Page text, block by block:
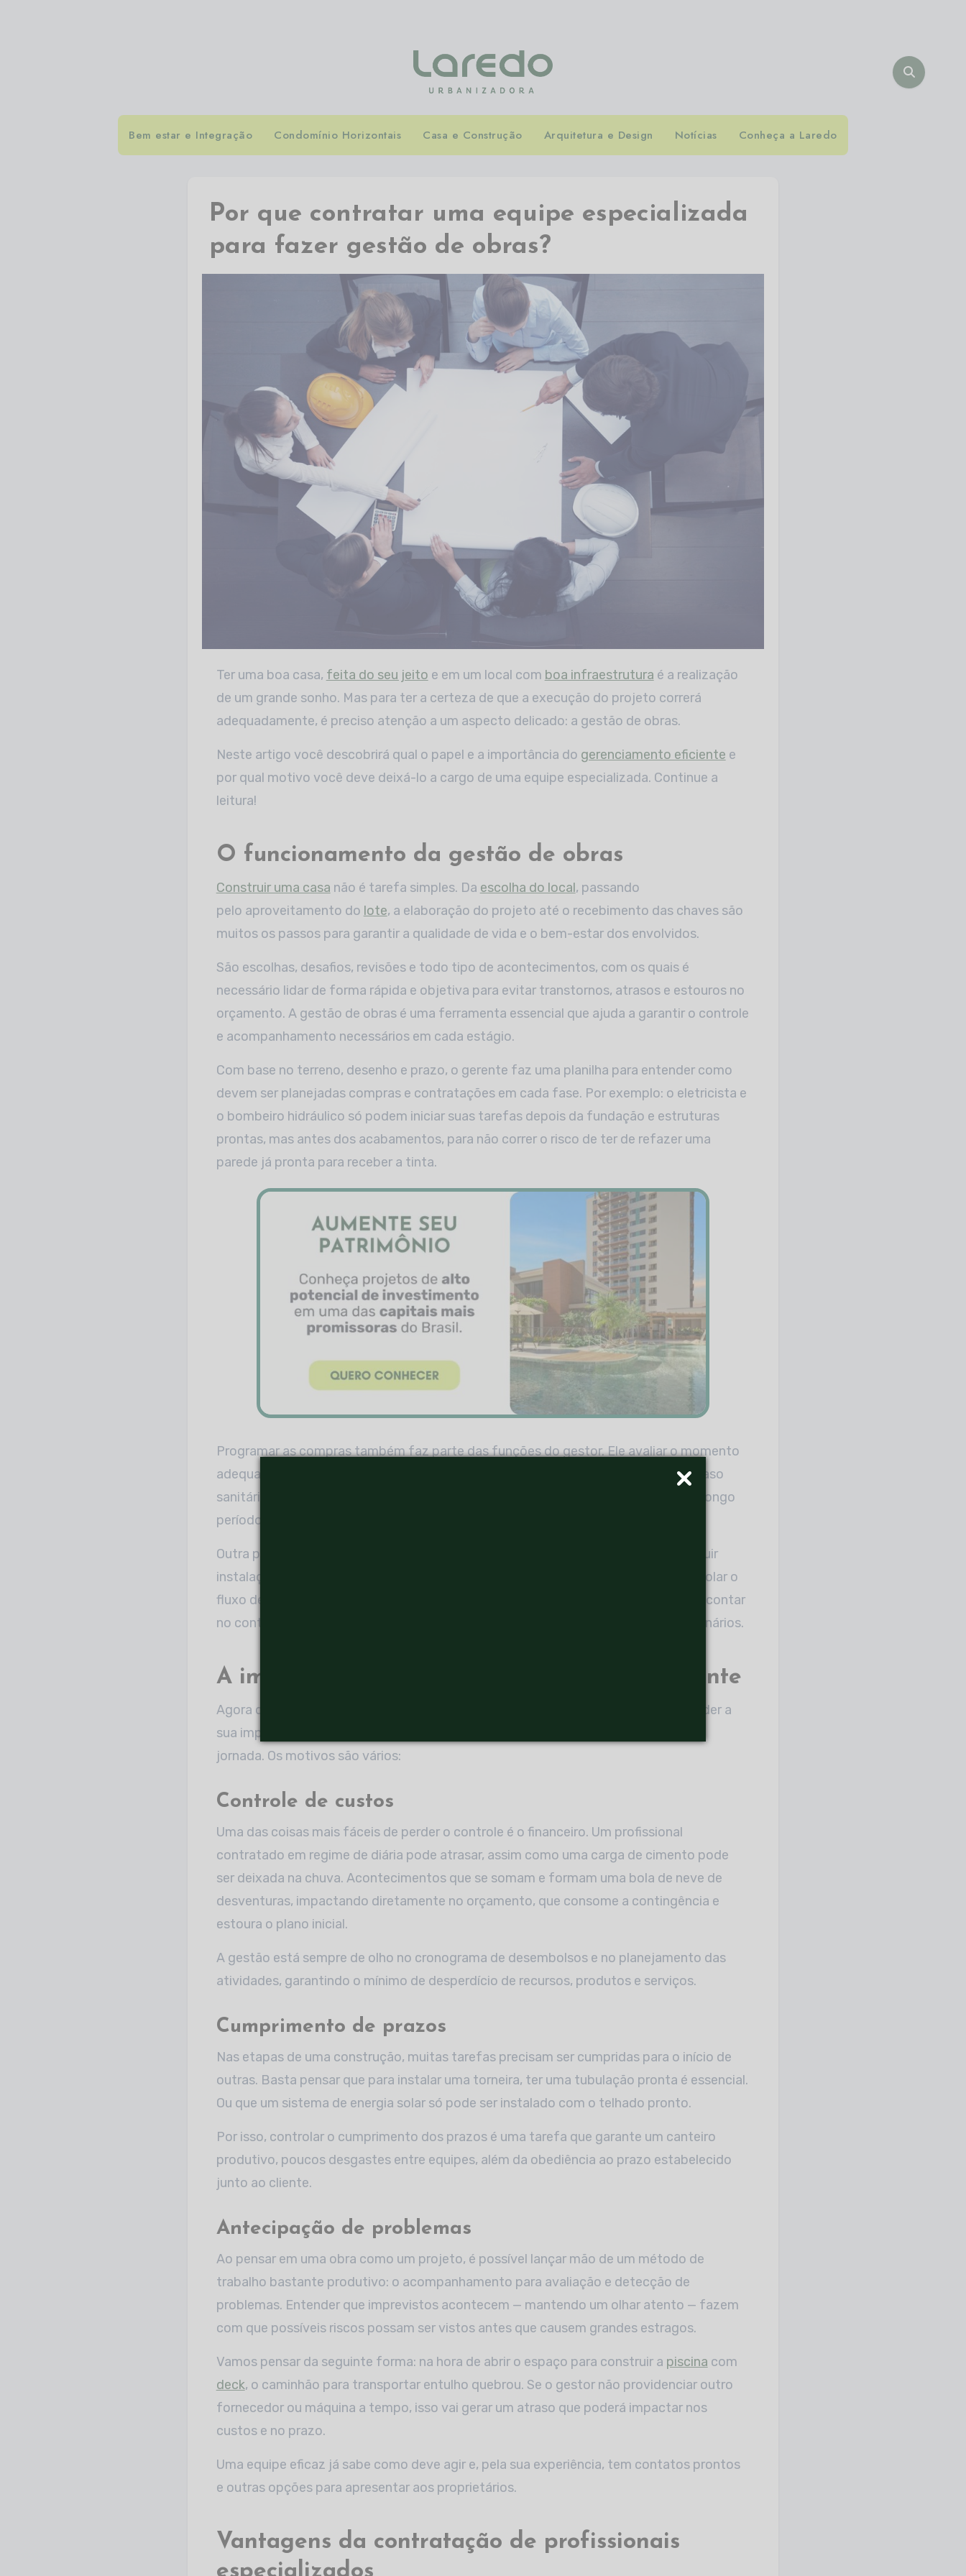
Bem estar e Integração Condomínio Horizontais Casa e Construção Arquitetura e Design Notícias Conheça a Laredo
Por que contratar uma equipe especializada
para fazer gestão de obras?
Ter uma boa casa, feita do seu jeito e em um local com boa infraestrutura é a realização
de um grande sonho. Mas para ter a certeza de que a execução do projeto correrá
adequadamente, é preciso atenção a um aspecto delicado: a gestão de obras.
Neste artigo você descobrirá qual o papel e a importância do gerenciamento eficiente e
por qual motivo você deve deixá-lo a cargo de uma equipe especializada. Continue a
leitura!
O funcionamento da gestão de obras
Construir uma casa não é tarefa simples. Da escolha do local, passando
pelo aproveitamento do lote, a elaboração do projeto até o recebimento das chaves são
muitos os passos para garantir a qualidade de vida e o bem-estar dos envolvidos.
São escolhas, desafios, revisões e todo tipo de acontecimentos, com os quais é
necessário lidar de forma rápida e objetiva para evitar transtornos, atrasos e estouros no
orçamento. A gestão de obras é uma ferramenta essencial que ajuda a garantir o controle
e acompanhamento necessários em cada estágio.
Com base no terreno, desenho e prazo, o gerente faz uma planilha para entender como
devem ser planejadas compras e contratações em cada fase. Por exemplo: o eletricista e
o bombeiro hidráulico só podem iniciar suas tarefas depois da fundação e estruturas
prontas, mas antes dos acabamentos, para não correr o risco de ter de refazer uma
parede já pronta para receber a tinta.
Programar as compras também faz parte das funções do gestor. Ele avaliar o momento
adequado e a quantidade necessária para cada etapa. Assim ele garante que um vaso
sanitário não seja adquirido antes do tempo previsto para a instalação e fique um longo
período sem uso, podendo sofrer avarias ou mesmo ser quebrado.
Outra parte importante é o planejamento do canteiro. É preciso organizar e construir
instalações provisórias (banheiros, espaço para funcionários e ferramentas), controlar o
fluxo de pessoas e decidir o tamanho e a capacidade dos equipamentos. Isso sem contar
no controle e acompanhamento, seja na qualidade ou na produtividade dos funcionários.
A importância de uma gestão de obras eficiente
Agora que já sabemos em que consiste o gerenciamento de obras, fica fácil entender a
sua importância. Uma gestão eficiente é diretamente responsável pelo sucesso da
jornada. Os motivos são vários:
Controle de custos
Uma das coisas mais fáceis de perder o controle é o financeiro. Um profissional
contratado em regime de diária pode atrasar, assim como uma carga de cimento pode
ser deixada na chuva. Acontecimentos que se somam e formam uma bola de neve de
desventuras, impactando diretamente no orçamento, que consome a contingência e
estoura o plano inicial.
A gestão está sempre de olho no cronograma de desembolsos e no planejamento das
atividades, garantindo o mínimo de desperdício de recursos, produtos e serviços.
Cumprimento de prazos
Nas etapas de uma construção, muitas tarefas precisam ser cumpridas para o início de
outras. Basta pensar que para instalar uma torneira, ter uma tubulação pronta é essencial.
Ou que um sistema de energia solar só pode ser instalado com o telhado pronto.
Por isso, controlar o cumprimento dos prazos é uma tarefa que garante um canteiro
produtivo, poucos desgastes entre equipes, além da obediência ao prazo estabelecido
junto ao cliente.
Antecipação de problemas
Ao pensar em uma obra como um projeto, é possível lançar mão de um método de
trabalho bastante produtivo: o acompanhamento para avaliação e detecção de
problemas. Entender que imprevistos acontecem — mantendo um olhar atento — fazem
com que possíveis riscos possam ser vistos antes que causem grandes estragos.
Vamos pensar da seguinte forma: na hora de abrir o espaço para construir a piscina com
deck, o caminhão para transportar entulho quebrou. Se o gestor não providenciar outro
fornecedor ou máquina a tempo, isso vai gerar um atraso que poderá impactar nos
custos e no prazo.
Uma equipe eficaz já sabe como deve agir e, pela sua experiência, tem contatos prontos
e outras opções para apresentar aos proprietários.
Vantagens da contratação de profissionais